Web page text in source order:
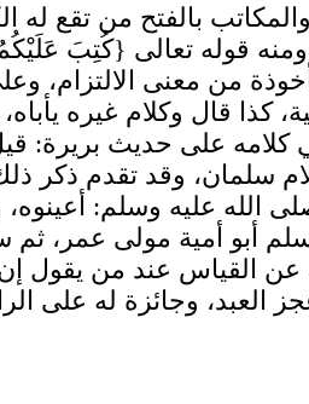
بالفتح من تقع له
قوله تعالى {كُتِبَ
من معنى الالتزام،
كذا قال وكلام غيره
كلامه على حديث بريرة:
سلمان، وقد تقدم ذكر
الله عليه وسلم:
أبو أمية مولى عمر،
القياس عند من يقول إن
العبد، وجائزة له على